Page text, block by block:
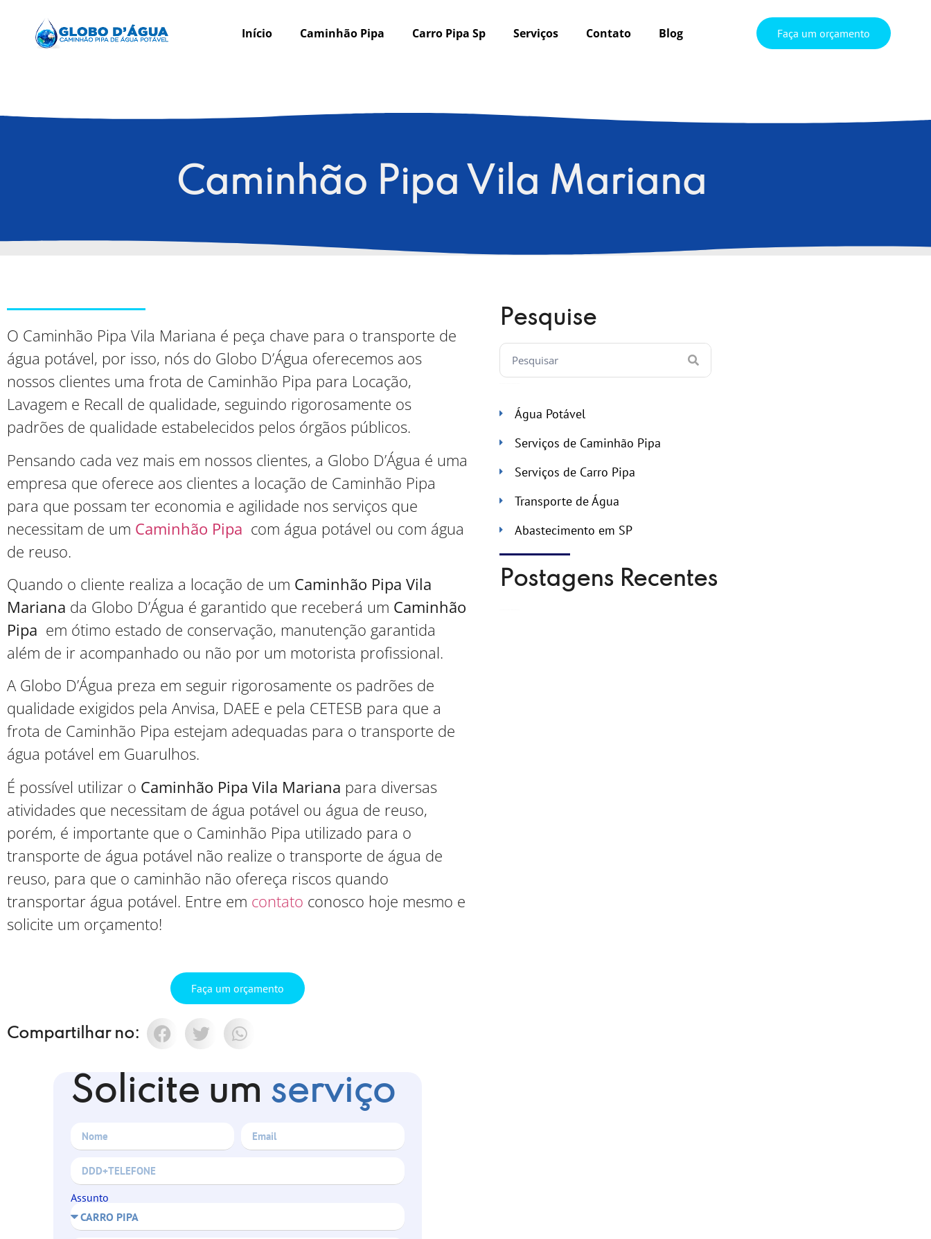
Início Caminhão Pipa Carro Pipa Sp Serviços Contato Blog Faça um orçamento
Caminhão Pipa Vila Mariana
O Caminhão Pipa Vila Mariana é peça chave para o transporte de
água potável, por isso, nós do Globo D’Água oferecemos aos
nossos clientes uma frota de Caminhão Pipa para Locação,
Lavagem e Recall de qualidade, seguindo rigorosamente os
padrões de qualidade estabelecidos pelos órgãos públicos.
Pensando cada vez mais em nossos clientes, a Globo D’Água é uma
empresa que oferece aos clientes a locação de Caminhão Pipa
para que possam ter economia e agilidade nos serviços que
necessitam de um Caminhão Pipa com água potável ou com água
de reuso.
Quando o cliente realiza a locação de um Caminhão Pipa Vila
Mariana da Globo D’Água é garantido que receberá um Caminhão
Pipa em ótimo estado de conservação, manutenção garantida
além de ir acompanhado ou não por um motorista profissional.
A Globo D’Água preza em seguir rigorosamente os padrões de
qualidade exigidos pela Anvisa, DAEE e pela CETESB para que a
frota de Caminhão Pipa estejam adequadas para o transporte de
água potável em Guarulhos.
É possível utilizar o Caminhão Pipa Vila Mariana para diversas
atividades que necessitam de água potável ou água de reuso,
porém, é importante que o Caminhão Pipa utilizado para o
transporte de água potável não realize o transporte de água de
reuso, para que o caminhão não ofereça riscos quando
transportar água potável. Entre em contato conosco hoje mesmo e
solicite um orçamento!
Faça um orçamento
Compartilhar no:
Solicite um serviço
Assunto
Pesquise
Água Potável
Serviços de Caminhão Pipa
Serviços de Carro Pipa
Transporte de Água
Abastecimento em SP
Postagens Recentes